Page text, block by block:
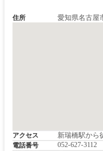
住所 愛知県名古屋
アクセス
新瑞橋駅から
電話番号
052-627-3112